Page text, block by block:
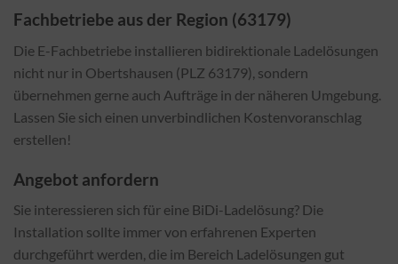
Fachbetriebe aus der Region (63179)
Die E-Fachbetriebe installieren bidirektionale Ladelösungen
nicht nur in Obertshausen (PLZ 63179), sondern
übernehmen gerne auch Aufträge in der näheren Umgebung.
Lassen Sie sich einen unverbindlichen Kostenvoranschlag
erstellen!
Angebot anfordern
Sie interessieren sich für eine BiDi-Ladelösung? Die
Installation sollte immer von erfahrenen Experten
durchgeführt werden, die im Bereich Ladelösungen gut